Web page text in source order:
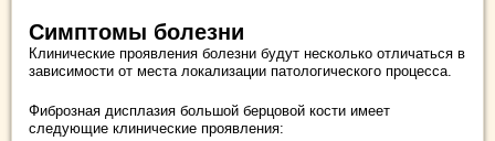
Симптомы болезни
Клинические проявления болезни будут несколько отличаться в
зависимости от места локализации патологического процесса.
Фиброзная дисплазия большой берцовой кости имеет
следующие клинические проявления: